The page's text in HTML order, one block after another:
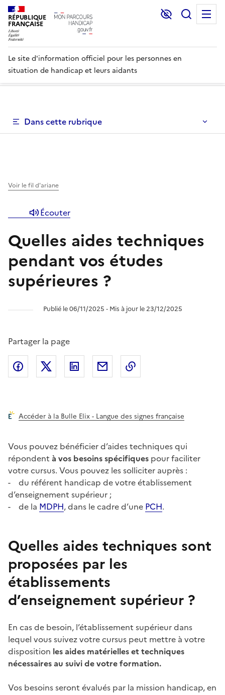
RÉPUBLIQUE
FRANÇAISE
Lecture et
Le site d'information officiel pour les personnes en
situation de handicap et leurs aidants
Un menu de navigation vous permettant de naviguer
Dans cette rubrique
Voir le fil d'ariane
Écouter
Quelles aides techniques
pendant vos études
supérieures ?
Publié le 06/11/2025 ‐ Mis à jour le 23/12/2025
Partager la page
Partager l'article surFacebook
Partager l'article sur X (anciennement
Partager l'article sur
Partager l'article par courriel
Accéder à la Bulle Elix - Langue des signes française
Vous pouvez bénéficier d’aides techniques qui
répondent à vos besoins spécifiques pour faciliter
votre cursus. Vous pouvez les solliciter auprès :
- du référent handicap de votre établissement
d’enseignement supérieur ;
- de la MDPH, dans le cadre d’une PCH.
Quelles aides techniques sont
proposées par les
établissements
d’enseignement supérieur ?
En cas de besoin, l’établissement supérieur dans
lequel vous suivez votre cursus peut mettre à votre
disposition les aides matérielles et techniques
nécessaires au suivi de votre formation.
Vos besoins seront évalués par la mission handicap, en